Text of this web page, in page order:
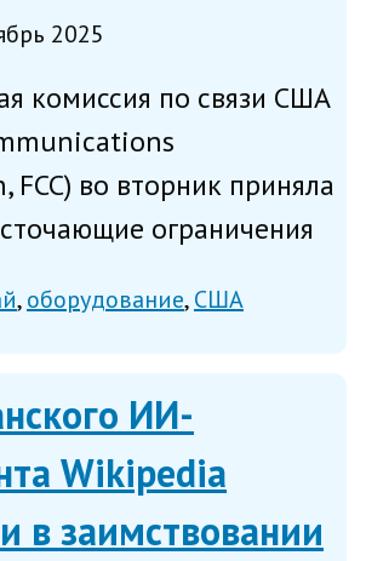
2025
комиссия по связи США
FCC) во вторник приняла
ограничения
китайских
от компаний КНР из
р...
оборудование США
ИИ-
Wikipedia
в заимствовании